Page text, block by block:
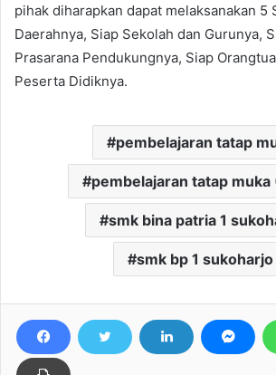
pihak diharapkan dapat melaksanakan 5
Daerahnya, Siap Sekolah dan Gurunya,
Prasarana Pendukungnya, Siap
Peserta Didiknya.
pembelajaran tatap
pembelajaran tatap muka
smk bina patria 1
smk bp 1 sukoharjo